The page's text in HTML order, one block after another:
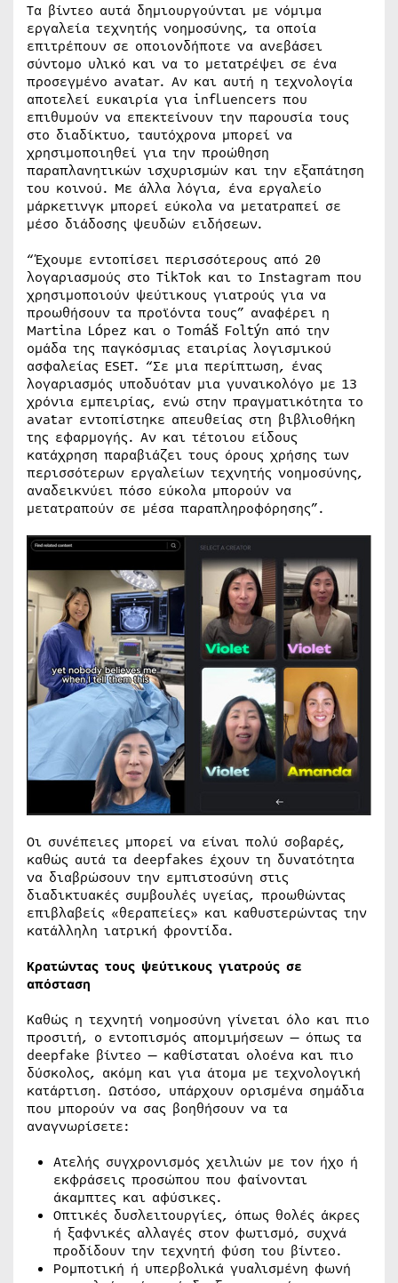
Τα βίντεο αυτά δημιουργούνται με νόμιμα
εργαλεία τεχνητής νοημοσύνης, τα οποία
επιτρέπουν σε οποιονδήποτε να ανεβάσει
σύντομο υλικό και να το μετατρέψει σε ένα
προσεγμένο avatar. Αν και αυτή η τεχνολογία
αποτελεί ευκαιρία για influencers που
επιθυμούν να επεκτείνουν την παρουσία τους
στο διαδίκτυο, ταυτόχρονα μπορεί να
χρησιμοποιηθεί για την προώθηση
παραπλανητικών ισχυρισμών και την εξαπάτηση
του κοινού. Με άλλα λόγια, ένα εργαλείο
μάρκετινγκ μπορεί εύκολα να μετατραπεί σε
μέσο διάδοσης ψευδών ειδήσεων.
“Έχουμε εντοπίσει περισσότερους από 20
λογαριασμούς στο TikTok και το Instagram που
χρησιμοποιούν ψεύτικους γιατρούς για να
προωθήσουν τα προϊόντα τους” αναφέρει η
Martina López και ο Tomáš Foltýn από την
ομάδα της παγκόσμιας εταιρίας λογισμικού
ασφαλείας ESET. “Σε μια περίπτωση, ένας
λογαριασμός υποδυόταν μια γυναικολόγο με 13
χρόνια εμπειρίας, ενώ στην πραγματικότητα το
avatar εντοπίστηκε απευθείας στη βιβλιοθήκη
της εφαρμογής. Αν και τέτοιου είδους
κατάχρηση παραβιάζει τους όρους χρήσης των
περισσότερων εργαλείων τεχνητής νοημοσύνης,
αναδεικνύει πόσο εύκολα μπορούν να
μετατραπούν σε μέσα παραπληροφόρησης”.
Οι συνέπειες μπορεί να είναι πολύ σοβαρές,
καθώς αυτά τα deepfakes έχουν τη δυνατότητα
να διαβρώσουν την εμπιστοσύνη στις
διαδικτυακές συμβουλές υγείας, προωθώντας
επιβλαβείς «θεραπείες» και καθυστερώντας την
κατάλληλη ιατρική φροντίδα.
Κρατώντας τους ψεύτικους γιατρούς σε
απόσταση
Καθώς η τεχνητή νοημοσύνη γίνεται όλο και πιο
προσιτή, ο εντοπισμός απομιμήσεων — όπως τα
deepfake βίντεο — καθίσταται ολοένα και πιο
δύσκολος, ακόμη και για άτομα με τεχνολογική
κατάρτιση. Ωστόσο, υπάρχουν ορισμένα σημάδια
που μπορούν να σας βοηθήσουν να τα
αναγνωρίσετε:
Ατελής συγχρονισμός χειλιών με τον ήχο ή
εκφράσεις προσώπου που φαίνονται
άκαμπτες και αφύσικες.
Οπτικές δυσλειτουργίες, όπως θολές άκρες
ή ξαφνικές αλλαγές στον φωτισμό, συχνά
προδίδουν την τεχνητή φύση του βίντεο.
Ρομποτική ή υπερβολικά γυαλισμένη φωνή